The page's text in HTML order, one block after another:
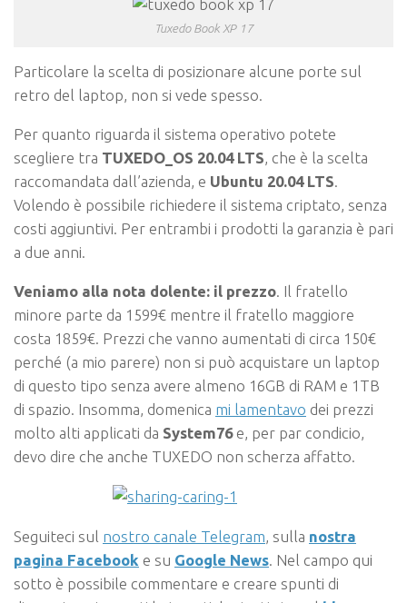
Tuxedo Book XP 17
Particolare la scelta di posizionare alcune porte sul
retro del laptop, non si vede spesso.
Per quanto riguarda il sistema operativo potete
scegliere tra TUXEDO_OS 20.04 LTS, che è la scelta
raccomandata dall’azienda, e Ubuntu 20.04 LTS.
Volendo è possibile richiedere il sistema criptato, senza
costi aggiuntivi. Per entrambi i prodotti la garanzia è pari
a due anni.
Veniamo alla nota dolente: il prezzo . Il fratello
minore parte da 1599€ mentre il fratello maggiore
costa 1859€. Prezzi che vanno aumentati di circa 150€
perché (a mio parere) non si può acquistare un laptop
di questo tipo senza avere almeno 16GB di RAM e 1TB
di spazio. Insomma, domenica mi lamentavo dei prezzi
molto alti applicati da System76e, per par condicio,
devo dire che anche TUXEDO non scherza affatto.
Seguiteci sul nostro canale Telegram , sulla nostra
pagina Facebook e su Google News . Nel campo qui
sotto è possibile commentare e creare spunti di